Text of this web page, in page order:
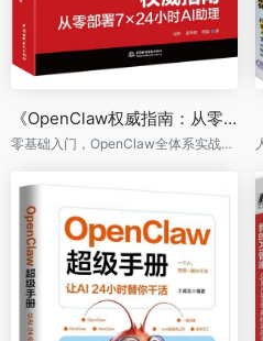
《OpenClaw权威指南：从零部署7×24小时AI助理》
零基础入门，OpenClaw全体系实战配套资源包